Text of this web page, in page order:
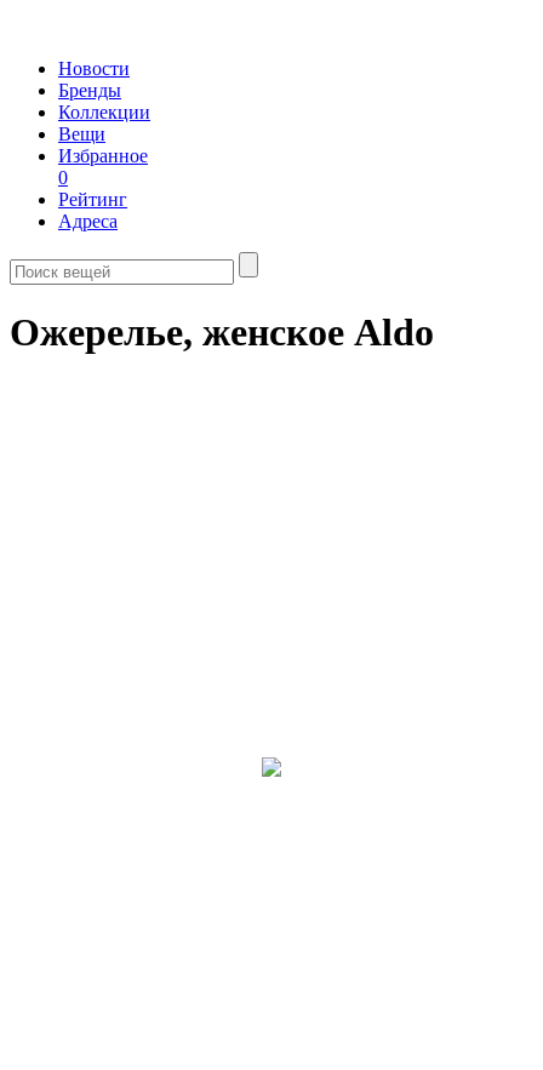
Новости
Бренды
Коллекции
Вещи
Избранное
0
Рейтинг
Адреса
Ожерелье, женское Aldo